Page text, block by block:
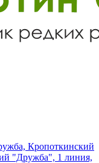
Кропоткинский
"Дружба", 1 линия,